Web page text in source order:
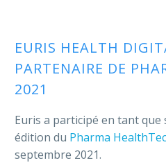
EURIS HEALTH
PARTENAIRE DE
2021
Euris a participé en tant que
édition du Pharma
septembre 2021.